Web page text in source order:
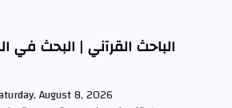
الباحث القرآني | البحث في
August 8, 2026